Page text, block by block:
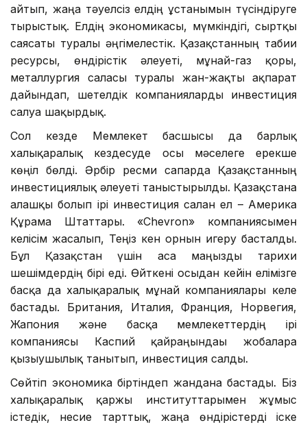
айтып, жаңа тәуелсіз елдің ұстанымын түсіндіруге
тырыстық. Елдің экономикасы, мүмкіндігі, сыртқы
саясаты туралы әңгімелестік. Қазақстанның табиғи
ресурсы, өндірістік әлеуеті, мұнай-газ қоры,
металлургия саласы туралы жан-жақты ақпарат
дайындап, шетелдік компанияларды инвестиция
салуға шақырдық.
Сол кезде Мемлекет басшысы да барлық
халықаралық кездесуде осы мәселеге ерекше
көңіл бөлді. Әрбір ресми сапарда Қазақстанның
инвестициялық әлеуеті таныстырылды. Қазақстанға
алғашқы болып ірі инвестиция салған ел – Америка
Құрама Штаттары. «Chevron» компаниясымен
келісім жасалып, Теңіз кен орнын игеру басталды.
Бұл Қазақстан үшін аса маңызды тарихи
шешімдердің бірі еді. Өйткені осыдан кейін елімізге
басқа да халықаралық мұнай компаниялары келе
бастады. Британия, Италия, Франция, Норвегия,
Жапония және басқа мемлекеттердің ірі
компаниясы Каспий қайраңындағы жобаларға
қызығушылық танытып, инвестиция салды.
Сөйтіп экономика біртіндеп жандана бастады. Біз
халықаралық қаржы институттарымен жұмыс
істедік, несие тарттық, жаңа өндірістерді іске